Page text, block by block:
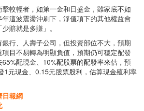
較輕者，如第一金和日盛金，雖家底不如
這波震盪沖刷下，淨值項下的其他權益會
賠就是多賺」。
行、人壽子公司，但投資部位不大，預期
目不易轉為明顯負值，預期仍可穩定配發
配現金、10%配股票的配發率來估，預
1元現金、0.15元股票股利，估算現金殖利率
日報網